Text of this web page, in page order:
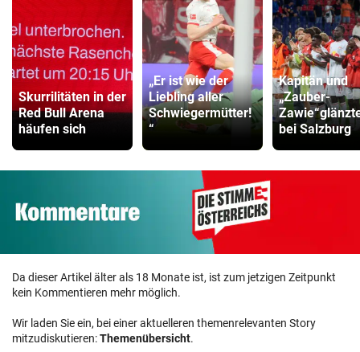
Skurrilitäten in der
Red Bull Arena
häufen sich
„Er ist wie der
Liebling aller
Schwiegermütter!
“
Kapitän und
„Zauber-
bei Salzburg
Da dieser Artikel älter als 18 Monate ist, ist zum jetzigen Zeitpunkt
kein Kommentieren mehr möglich.
Wir laden Sie ein, bei einer aktuelleren themenrelevanten Story
mitzudiskutieren:Themenübersicht.